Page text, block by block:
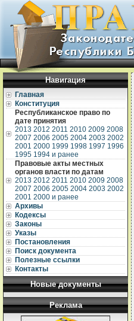
Навигация
Главная
Конституция
Республиканское право по
дате принятия
2013 2012 2011 2010 2009 2008
2007 2006 2005 2004 2003 2002
2001 2000 1999 1998 1997 1996
1995 1994 и ранее
Правовые акты местных
органов власти по датам
2013 2012 2011 2010 2009 2008
2007 2006 2005 2004 2003 2002
2001 2000 и ранее
Архивы
Кодексы
Законы
Указы
Постановления
Поиск документа
Полезные ссылки
Контакты
Новые документы
Реклама